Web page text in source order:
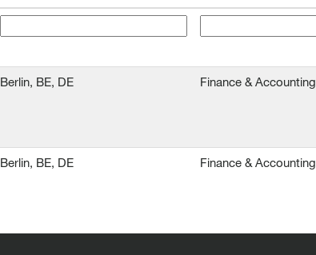
Berlin, BE, DE Finance & Accounting
Berlin, BE, DE Finance & Accounting